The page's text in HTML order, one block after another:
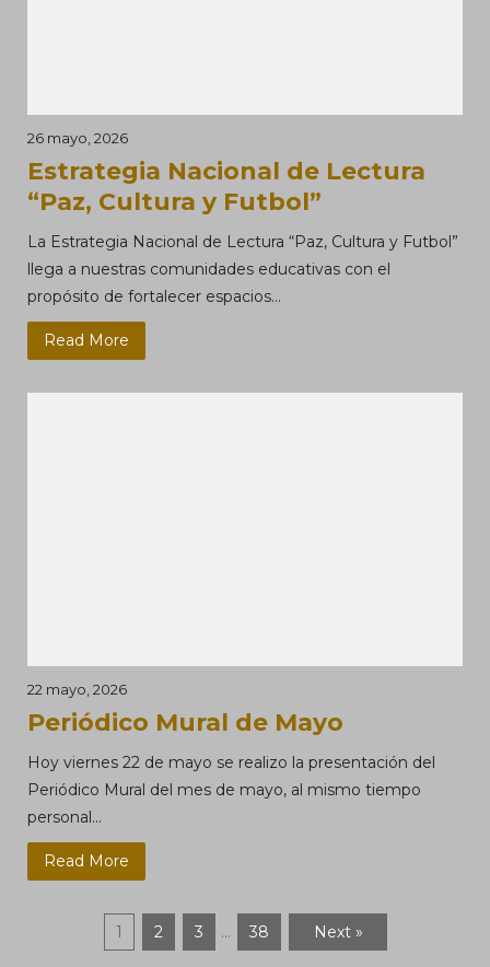
26 mayo, 2026
Estrategia Nacional de Lectura
“Paz, Cultura y Futbol”
La Estrategia Nacional de Lectura “Paz, Cultura y Futbol”
llega a nuestras comunidades educativas con el
propósito de fortalecer espacios...
Read More
22 mayo, 2026
Periódico Mural de Mayo
Hoy viernes 22 de mayo se realizo la presentación del
Periódico Mural del mes de mayo, al mismo tiempo
personal...
Read More
1 2 3 … 38 Next »